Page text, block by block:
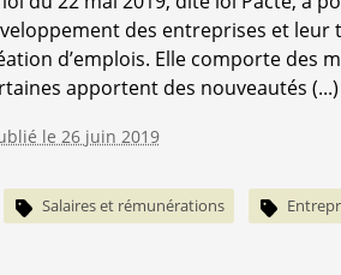
des entreprises et
d’emplois. Elle comporte des
apportent des nouveautés (...)
le 26 juin 2019
Salaires et rémunérations